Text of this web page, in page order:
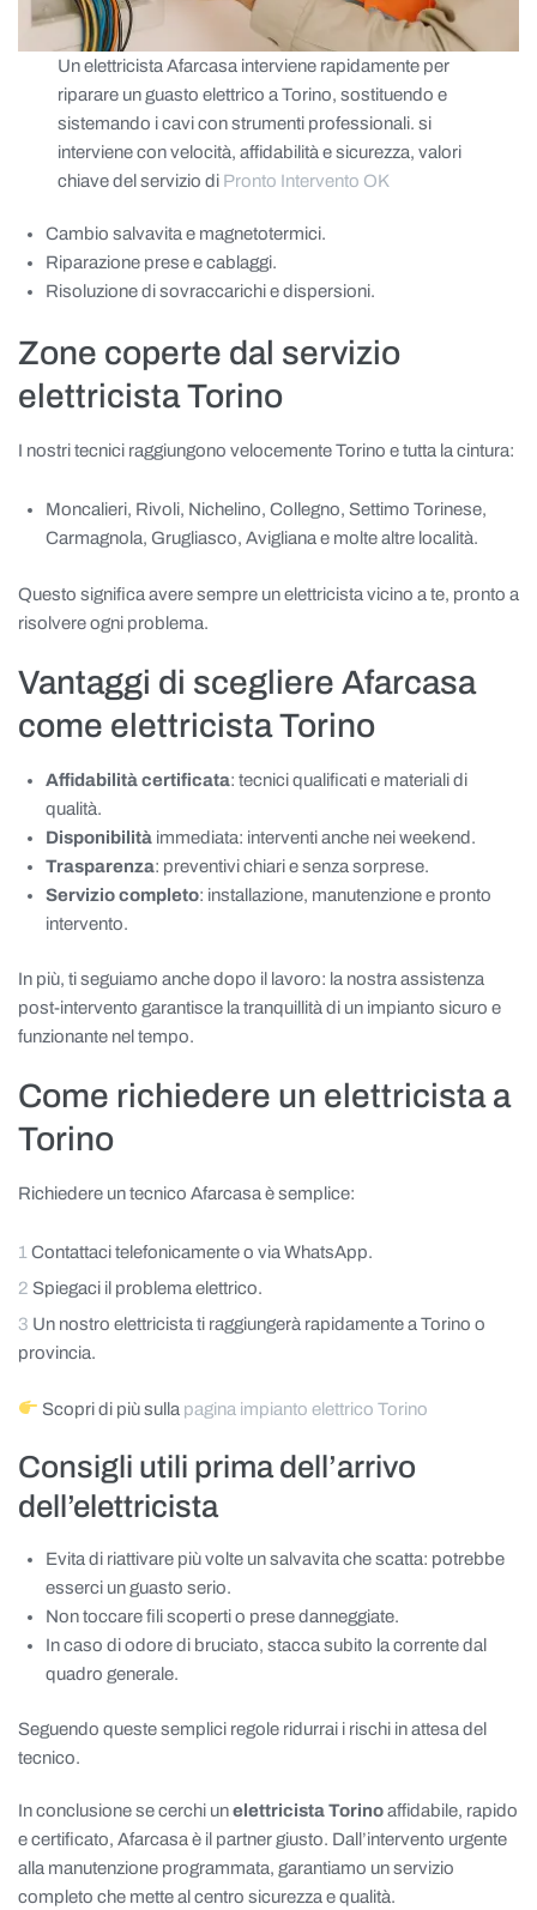
Un elettricista Afarcasa interviene rapidamente per
riparare un guasto elettrico a Torino, sostituendo e
sistemando i cavi con strumenti professionali. si
interviene con velocità, affidabilità e sicurezza, valori
chiave del servizio di Pronto Intervento OK
Cambio salvavita e magnetotermici.
Riparazione prese e cablaggi.
Risoluzione di sovraccarichi e dispersioni.
Zone coperte dal servizio
elettricista Torino
I nostri tecnici raggiungono velocemente Torino e tutta la cintura:
Moncalieri, Rivoli, Nichelino, Collegno, Settimo Torinese,
Carmagnola, Grugliasco, Avigliana e molte altre località.
Questo significa avere sempre un elettricista vicino a te, pronto a
risolvere ogni problema.
Vantaggi di scegliere Afarcasa
come elettricista Torino
Affidabilità certificata: tecnici qualificati e materiali di
qualità.
Disponibilità immediata: interventi anche nei weekend.
Trasparenza: preventivi chiari e senza sorprese.
Servizio completo: installazione, manutenzione e pronto
intervento.
In più, ti seguiamo anche dopo il lavoro: la nostra assistenza
post-intervento garantisce la tranquillità di un impianto sicuro e
funzionante nel tempo.
Come richiedere un elettricista a
Torino
Richiedere un tecnico Afarcasa è semplice:
Contattaci telefonicamente o via WhatsApp.
Spiegaci il problema elettrico.
Un nostro elettricista ti raggiungerà rapidamente a Torino o
provincia.
Scopri di più sulla pagina impianto elettrico Torino
Consigli utili prima dell’arrivo
dell’elettricista
Evita di riattivare più volte un salvavita che scatta: potrebbe
esserci un guasto serio.
Non toccare fili scoperti o prese danneggiate.
In caso di odore di bruciato, stacca subito la corrente dal
quadro generale.
Seguendo queste semplici regole ridurrai i rischi in attesa del
tecnico.
In conclusione se cerchi unelettricista Torinoaffidabile, rapido
e certificato, Afarcasa è il partner giusto. Dall’intervento urgente
alla manutenzione programmata, garantiamo un servizio
completo che mette al centro sicurezza e qualità.